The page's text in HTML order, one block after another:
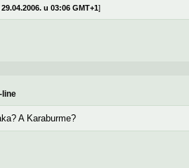
u 03:06 GMT+1]
line
A Karaburme?